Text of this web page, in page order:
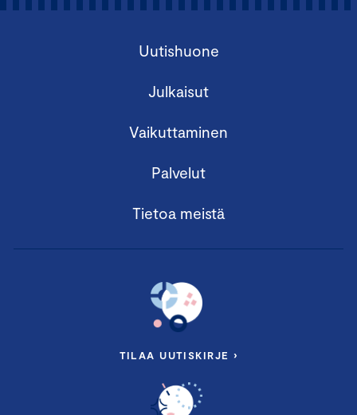
Uutishuone
Julkaisut
Vaikuttaminen
Palvelut
Tietoa meistä
TILAA UUTISKIRJE ›